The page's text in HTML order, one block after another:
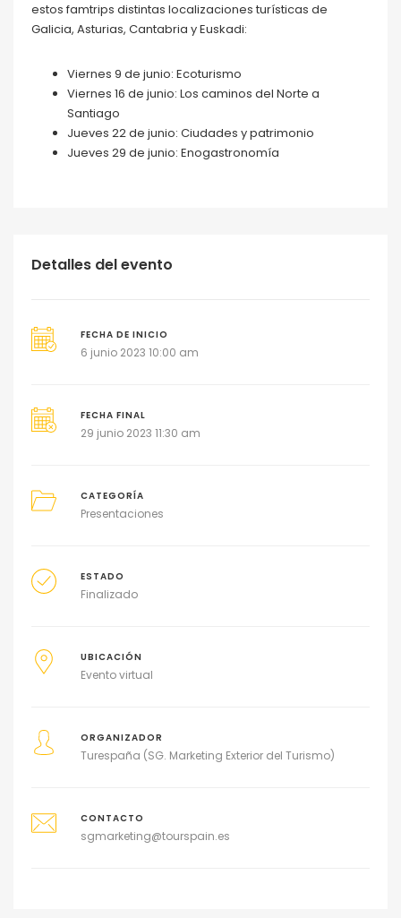
estos famtrips distintas localizaciones turísticas de
Galicia, Asturias, Cantabria y Euskadi:
Viernes 9 de junio: Ecoturismo
Viernes 16 de junio: Los caminos del Norte a
Santiago
Jueves 22 de junio: Ciudades y patrimonio
Jueves 29 de junio: Enogastronomía
Detalles del evento
FECHA DE INICIO
6 junio 2023 10:00 am
FECHA FINAL
29 junio 2023 11:30 am
ESTADO
Finalizado
UBICACIÓN
Evento virtual
ORGANIZADOR
Turespaña (SG. Marketing Exterior del Turismo)
CATEGORÍA
Presentaciones
CONTACTO
sgmarketing@tourspain.es